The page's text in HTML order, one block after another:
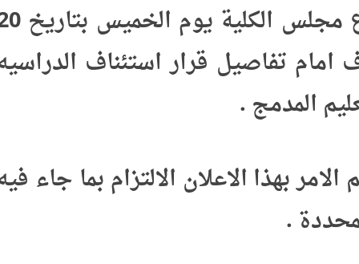
3 - سيعقد اجتماع مجلس الكلية يوم الخميس بتاريخ 20
امام تفاصيل قرار استئناف الدراسيه
المدمج .
بهذا الاعلان الالتزام بما جاء فيه
.